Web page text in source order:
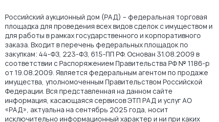
Российский аукционный дом (РАД) – федеральная торговая
площадка для проведения всех видов сделок с имуществом и
для работы в рамках государственного и корпоративного
заказа. Входит в перечень федеральных площадок по
закупкам: 44-ФЗ, 223-ФЗ, 615-ПП РФ. Основан 31.08.2009 в
соответствии с Распоряжением Правительства РФ № 1186-р
от 19.08.2009. Является федеральным агентом по продаже
имущества, уполномоченным Правительством Российской
Федерации. Вся представленная на данном сайте
информация, касающаяся сервисов ЭТП РАД и услуг АО
«РАД», актуальна на сентябрь 2025 года, носит
исключительно информационный характер и ни при каких